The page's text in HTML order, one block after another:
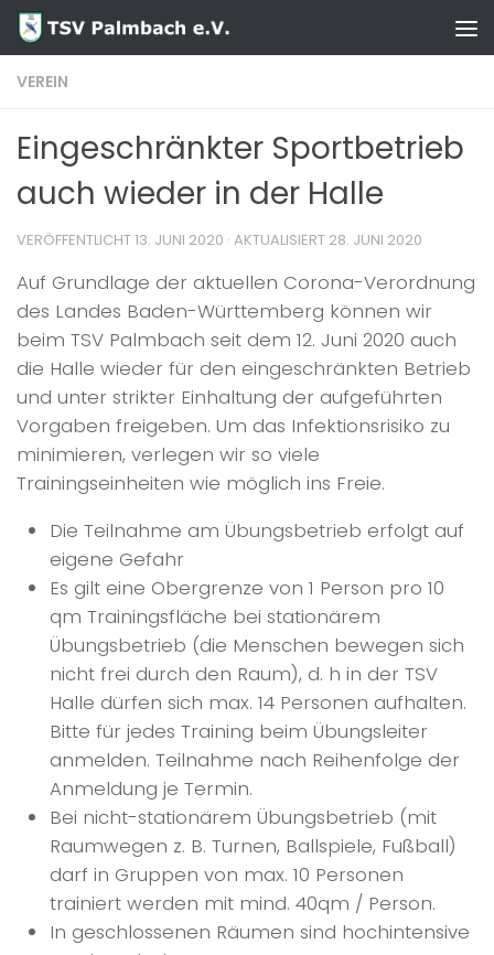
Zum Inhalt springen
VEREIN
Eingeschränkter Sportbetrieb
auch wieder in der Halle
VERÖFFENTLICHT13. JUNI 2020 · AKTUALISIERT 28. JUNI 2020
Auf Grundlage der aktuellen Corona-Verordnung
des Landes Baden-Württemberg können wir
beim TSV Palmbach seit dem 12. Juni 2020 auch
die Halle wieder für den eingeschränkten Betrieb
und unter strikter Einhaltung der aufgeführten
Vorgaben freigeben. Um das Infektionsrisiko zu
minimieren, verlegen wir so viele
Trainingseinheiten wie möglich ins Freie.
Die Teilnahme am Übungsbetrieb erfolgt auf
eigene Gefahr
Es gilt eine Obergrenze von 1 Person pro 10
qm Trainingsfläche bei stationärem
Übungsbetrieb (die Menschen bewegen sich
nicht frei durch den Raum), d. h in der TSV
Halle dürfen sich max. 14 Personen aufhalten.
Bitte für jedes Training beim Übungsleiter
anmelden. Teilnahme nach Reihenfolge der
Anmeldung je Termin.
Bei nicht-stationärem Übungsbetrieb (mit
Raumwegen z. B. Turnen, Ballspiele, Fußball)
darf in Gruppen von max. 10 Personen
trainiert werden mit mind. 40qm / Person.
In geschlossenen Räumen sind hochintensive